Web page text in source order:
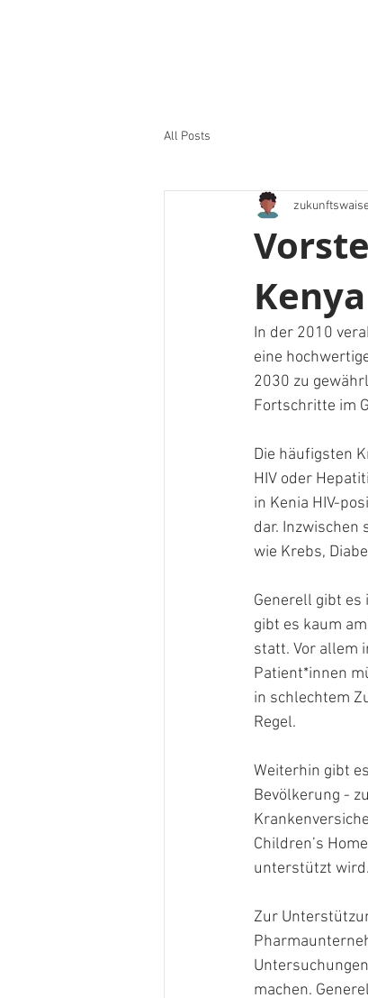
All Posts
In der 2010
eine
2030 zu
Fortschritte im
Die häufigsten
HIV oder
in Kenia HIV-
dar. Inzwischen
wie Krebs,
Generell gibt
gibt es kaum
statt. Vor allem
Patient*innen
in schlechtem
Regel.
Weiterhin gibt
Bevölkerung -
Children’s
unterstützt wird.
Zur
machen.